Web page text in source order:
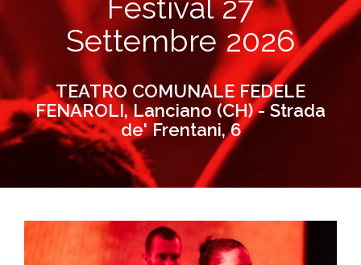
Festival 27
Settembre 2026
TEATRO COMUNALE FEDELE
FENAROLI, Lanciano (CH) - Strada
de' Frentani, 6